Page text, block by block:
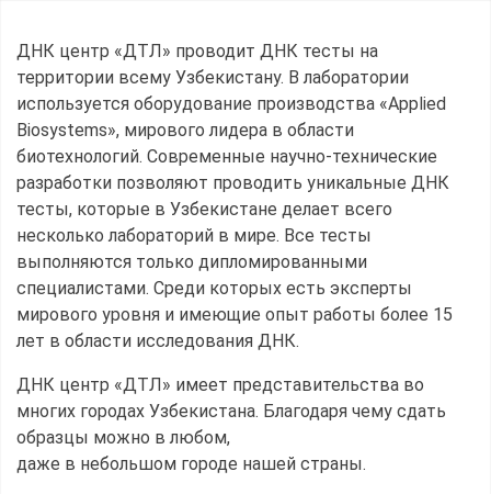
ДНК центр «ДТЛ» проводит ДНК тесты на
территории всему Узбекистану. В лаборатории
используется оборудование производства «Applied
Biosystems», мирового лидера в области
биотехнологий. Современные научно-технические
разработки позволяют проводить уникальные ДНК
тесты, которые в Узбекистане делает всего
несколько лабораторий в мире. Все тесты
выполняются только дипломированными
специалистами. Среди которых есть эксперты
мирового уровня и имеющие опыт работы более 15
лет в области исследования ДНК.
ДНК центр «ДТЛ» имеет представительства во
многих городах Узбекистана. Благодаря чему сдать
образцы можно в любом,
даже в небольшом городе нашей страны.